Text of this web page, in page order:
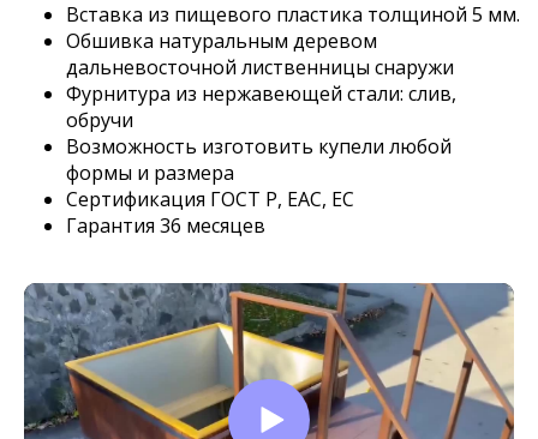
Вставка из пищевого пластика толщиной 5 мм.
Обшивка натуральным деревом
дальневосточной лиственницы снаружи
Фурнитура из нержавеющей стали: слив,
обручи
Возможность изготовить купели любой
формы и размера
Сертификация ГОСТ Р, EAC, EC
Гарантия 36 месяцев